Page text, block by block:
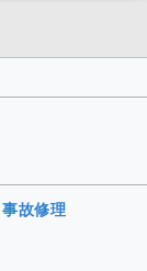
事故修理